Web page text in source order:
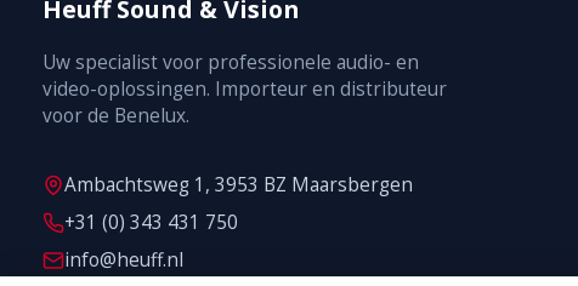
Heuff Sound & Vision
Uw specialist voor professionele audio- en
video-oplossingen. Importeur en distributeur
voor de Benelux.
Ambachtsweg 1, 3953 BZ Maarsbergen
+31 (0) 343 431 750
info@heuff.nl